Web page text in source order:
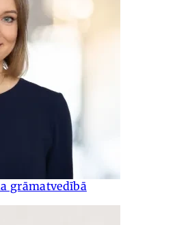
grāmatvedībā